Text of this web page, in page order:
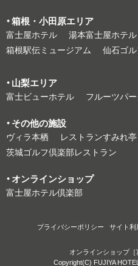
箱根・⼩⽥原エリア
富⼠屋ホテル 湯本富⼠屋ホテル
箱根駅伝ミュージアム
仙石ゴ
⼭梨エリア
富⼠ビューホテル フルーツパ
その他の施設
ヴィラ本栖 レストランすみれ亭
茨城ゴルフ倶楽部レストラン
オンラインショップ
富⼠屋ホテル倶楽部
プライバシーポリシー サイト利
オンラインショップ［
Copyright(C) FUJIYA